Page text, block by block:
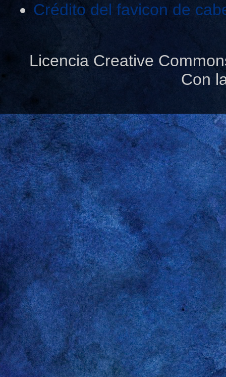
Crédito del favicon de
Licencia Creative
Con